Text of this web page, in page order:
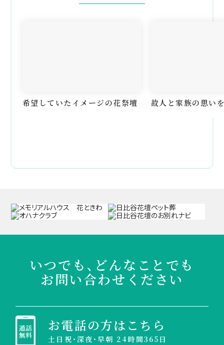
希望していたイメージの花祭壇 故人と家族の思い
いつでも、どんなことでも
お問い合わせください
お電話の方はこちら
土日祝・深夜・早朝 24時間365日